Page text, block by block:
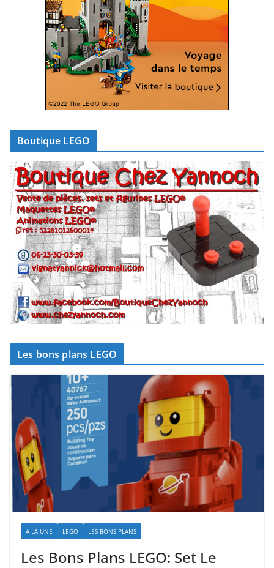
Boutique LEGO
Les bons plans LEGO
A LA UNE LEGO LES BONS PLANS
Les Bons Plans LEGO: Set Le